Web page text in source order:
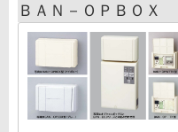
ＢＡＮ－ＯＰＢＯＸ